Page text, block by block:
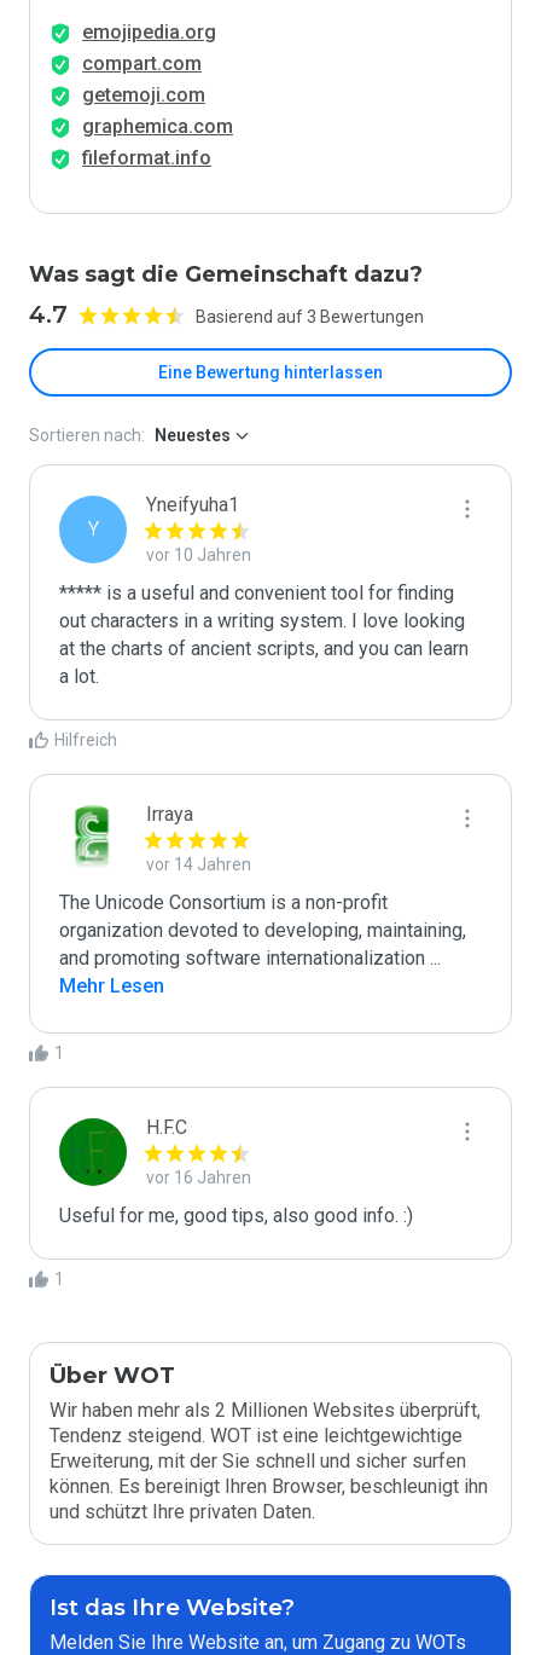
emojipedia.org
compart.com
getemoji.com
graphemica.com
fileformat.info
Was sagt die Gemeinschaft dazu?
4.7 Basierend auf 3 Bewertungen
Eine Bewertung hinterlassen
Sortieren nach: Neuestes
Y
Yneifyuha1
vor 10 Jahren
***** is a useful and convenient tool for finding
out characters in a writing system. I love looking
at the charts of ancient scripts, and you can learn
a lot.
Hilfreich
Irraya
vor 14 Jahren
The Unicode Consortium is a non-profit
organization devoted to developing, maintaining,
and promoting software internationalization ...
Mehr Lesen
1
H.F.C
vor 16 Jahren
Useful for me, good tips, also good info. :)
1
Über WOT
Wir haben mehr als 2 Millionen Websites überprüft,
Tendenz steigend. WOT ist eine leichtgewichtige
Erweiterung, mit der Sie schnell und sicher surfen
können. Es bereinigt Ihren Browser, beschleunigt ihn
und schützt Ihre privaten Daten.
Ist das Ihre Website?
Melden Sie Ihre Website an, um Zugang zu WOTs